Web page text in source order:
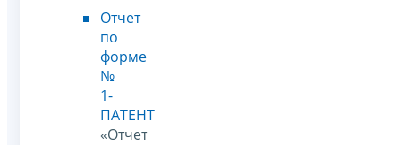
Отчет
по
форме
№
1-
ПАТЕНТ
«Отчет